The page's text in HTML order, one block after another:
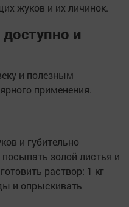
жуков и их личинок.
и
и полезным
применения.
и губительно
золой листья и
раствор: 1 кг
и опрыскивать